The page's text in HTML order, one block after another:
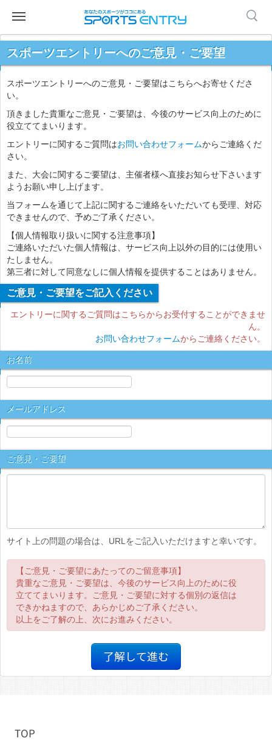
スポーツエントリーへのご意見・ご要望
スポーツエントリーへのご意見・ご要望はこちらへお寄せくださ
い。
頂きました貴重なご意見・ご要望は、今後のサービス向上のために
役立ててまいります。
エントリーに関するご質問はお問い合わせフォームからご連絡くだ
さい。
また、大会に関するご要望は、主催者様へ直接お知らせ下さいます
ようお願い申し上げます。
当フォームを通じて上記に関するご連絡をいただいても受理、対応
できませんので、予めご了承ください。
【個人情報取り扱いに関する注意事項】
ご連絡いただいた個人情報は、サービス向上以外の目的には使用い
たしません。
第三者に対して同意なしに個人情報を提供することはありません。
ご意見・ご要望をご記入ください
エントリーに関するご質問はこちらからお受付することができませ
ん。
お問い合わせフォームからご連絡ください。
お名前
メールアドレス
ご意見・ご要望
サイト上の問題の場合は、URLをご記入いただけますと幸いです。
【ご意見・ご要望にあたってのご留意事項】
貴重なご意見・ご要望は、今後のサービス向上のために役
立ててまいります。ご意見・ご要望に対する個別の返信は
できかねますので、あらかじめご了承ください。
以上をご了解の上、次にお進みください。
了解して進む
TOP